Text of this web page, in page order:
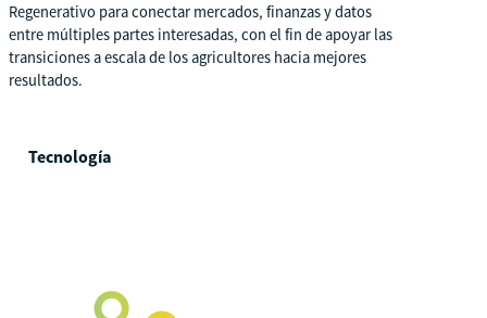
Regenerativo para conectar mercados, finanzas y datos
entre múltiples partes interesadas, con el fin de apoyar las
transiciones a escala de los agricultores hacia mejores
resultados.
Tecnología